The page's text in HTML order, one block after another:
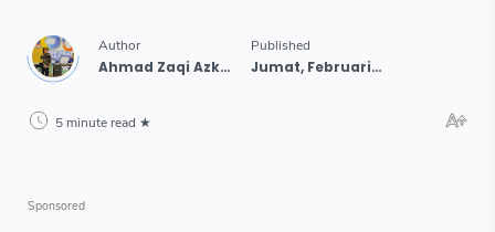
5 minute read